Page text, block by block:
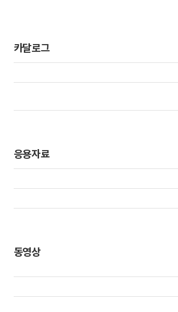
카달로그
응용자료
동영상